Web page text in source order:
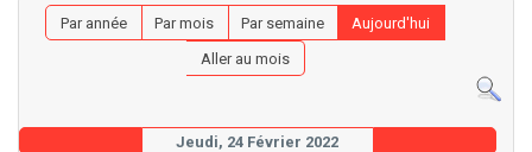
Par année Par mois Par semaine
Aujourd'hui
Aller au mois
Jeudi, 24 Février 2022